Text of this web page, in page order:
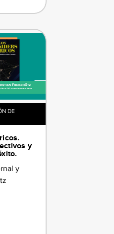
DE
y
y